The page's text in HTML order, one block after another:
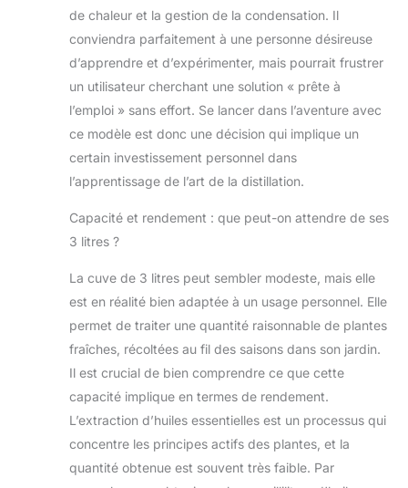
de chaleur et la gestion de la condensation. Il
conviendra parfaitement à une personne désireuse
d’apprendre et d’expérimenter, mais pourrait frustrer
un utilisateur cherchant une solution « prête à
l’emploi » sans effort. Se lancer dans l’aventure avec
ce modèle est donc une décision qui implique un
certain investissement personnel dans
l’apprentissage de l’art de la distillation.
Capacité et rendement : que peut-on attendre de ses
3 litres ?
La cuve de 3 litres peut sembler modeste, mais elle
est en réalité bien adaptée à un usage personnel. Elle
permet de traiter une quantité raisonnable de plantes
fraîches, récoltées au fil des saisons dans son jardin.
Il est crucial de bien comprendre ce que cette
capacité implique en termes de rendement.
L’extraction d’huiles essentielles est un processus qui
concentre les principes actifs des plantes, et la
quantité obtenue est souvent très faible. Par